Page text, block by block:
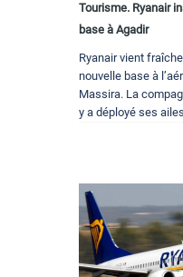
Tourisme. Ryanair
base à Agadir
Ryanair vient
nouvelle base à
Massira. La
y a déployé ses